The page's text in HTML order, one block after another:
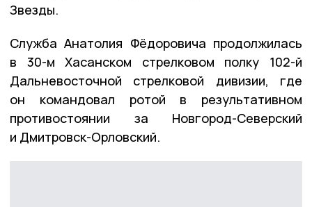
Звезды.
Служба Анатолия Фёдоровича продолжилась
в 30-м Хасанском стрелковом полку 102-й
Дальневосточной стрелковой дивизии, где
он командовал ротой в результативном
противостоянии за Новгород-Северский
и Дмитровск-Орловский.